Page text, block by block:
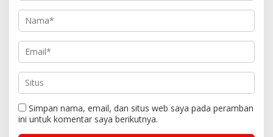
Simpan nama, email, dan situs web saya pada peramban
ini untuk komentar saya berikutnya.